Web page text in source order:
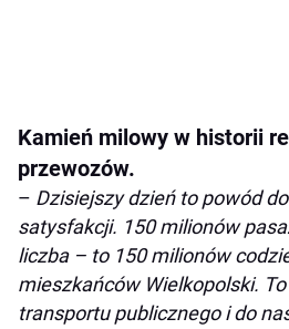
Kamień milowy w historii
przewozów.
– Dzisiejszy dzień to powód
satysfakcji. 150 milionów
liczba – to 150 milionów
mieszkańców Wielkopolski.
transportu publicznego i do